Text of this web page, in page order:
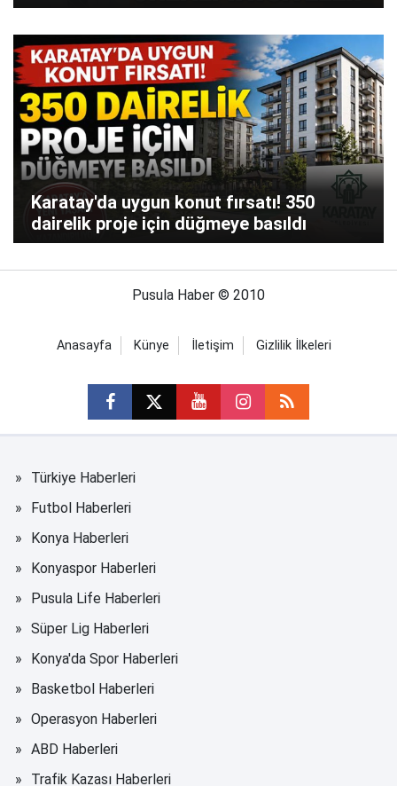
Karatay'da uygun konut fırsatı! 350
dairelik proje için düğmeye basıldı
Pusula Haber © 2010
Anasayfa Künye İletişim Gizlilik İlkeleri
Türkiye Haberleri
Futbol Haberleri
Konya Haberleri
Konyaspor Haberleri
Pusula Life Haberleri
Süper Lig Haberleri
Konya'da Spor Haberleri
Basketbol Haberleri
Operasyon Haberleri
ABD Haberleri
Trafik Kazası Haberleri